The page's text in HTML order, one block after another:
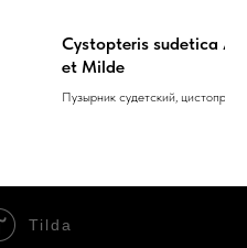
Cystopteris sudetica A.
et Milde
Пузырник судетский,
Tilda